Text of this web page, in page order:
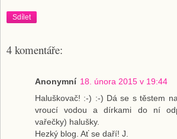
Sdílet
4 komentáře:
Anonymní 18. února 2015 v 19:44
Haluškovač! :-) :-) Dá se s těstem
vroucí vodou a dírkami do ní
vařečky) halušky.
Hezký blog. Ať se daří! J.